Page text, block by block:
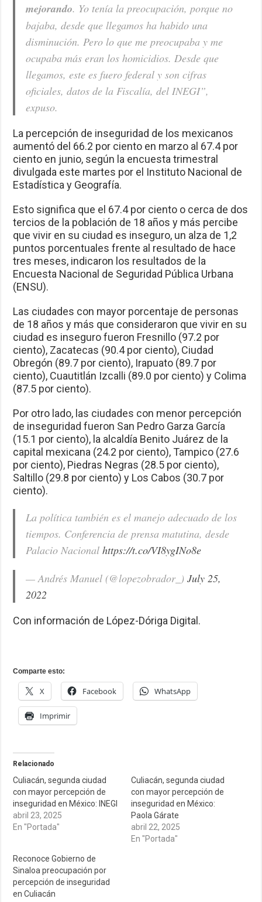
mejorando. Yo tenía la preocupación, porque no
bajaba, desde que llegamos ha habido una
disminución. Pero lo que me preocupaba y me
ocupaba más eran los homicidios. Desde que
llegamos, este es fuero federal y son cifras
oficiales, datos de la Fiscalía, del INEGI”,
expuso.
La percepción de inseguridad de los mexicanos
aumentó del 66.2 por ciento en marzo al 67.4 por
ciento en junio, según la encuesta trimestral
divulgada este martes por el Instituto Nacional de
Estadística y Geografía.
Esto significa que el 67.4 por ciento o cerca de dos
tercios de la población de 18 años y más percibe
que vivir en su ciudad es inseguro, un alza de 1,2
puntos porcentuales frente al resultado de hace
tres meses, indicaron los resultados de la
Encuesta Nacional de Seguridad Pública Urbana
(ENSU).
Las ciudades con mayor porcentaje de personas
de 18 años y más que consideraron que vivir en su
ciudad es inseguro fueron Fresnillo (97.2 por
ciento), Zacatecas (90.4 por ciento), Ciudad
Obregón (89.7 por ciento), Irapuato (89.7 por
ciento), Cuautitlán Izcalli (89.0 por ciento) y Colima
(87.5 por ciento).
Por otro lado, las ciudades con menor percepción
de inseguridad fueron San Pedro Garza García
(15.1 por ciento), la alcaldía Benito Juárez de la
capital mexicana (24.2 por ciento), Tampico (27.6
por ciento), Piedras Negras (28.5 por ciento),
Saltillo (29.8 por ciento) y Los Cabos (30.7 por
ciento).
La política también es el manejo adecuado de los
tiempos. Conferencia de prensa matutina, desde
Palacio Nacionalhttps://t.co/VI8ygINo8e
— Andrés Manuel (@lopezobrador_)July 25,
2022
Con información de López-Dóriga Digital.
Comparte esto:
X Facebook WhatsApp
Imprimir
Relacionado
Culiacán, segunda ciudad
con mayor percepción de
inseguridad en México: INEGI
abril 23, 2025
En "Portada"
Culiacán, segunda ciudad
con mayor percepción de
inseguridad en México:
Paola Gárate
abril 22, 2025
En "Portada"
Reconoce Gobierno de
Sinaloa preocupación por
percepción de inseguridad
en Culiacán